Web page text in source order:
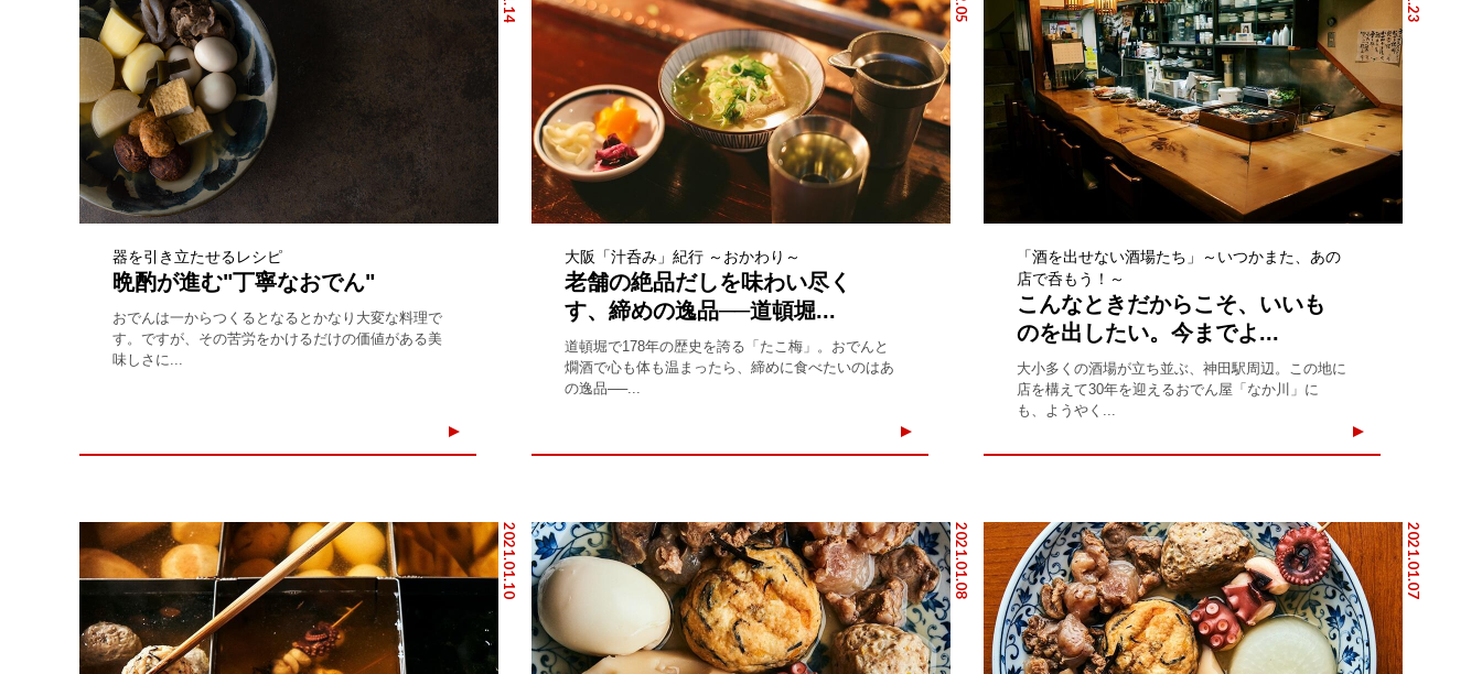
器を引き立たせるレシピ
晩酌が進む"丁寧なおでん"
おでんは一からつくるとなるとかなり大変な料理で
す。ですが、その苦労をかけるだけの価値がある美
味しさに...
大阪「汁呑み」紀行 ～おかわり～
老舗の絶品だしを味わい尽く
す、締めの逸品──道頓堀...
道頓堀で178年の歴史を誇る「たこ梅」。おでんと
燗酒で心も体も温まったら、締めに食べたいのはあ
の逸品──...
「酒を出せない酒場たち」～いつかまた、あの
店で呑もう！～
こんなときだからこそ、いいも
のを出したい。今までよ...
大小多くの酒場が立ち並ぶ、神田駅周辺。この地に
店を構えて30年を迎えるおでん屋「なか川」に
も、ようやく...
2021.01.10 2021.01.08 2021.01.07